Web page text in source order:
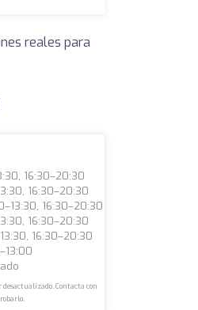
reales para
16:30–20:30
16:30–20:30
16:30–20:30
16:30–20:30
16:30–20:30
Contacta con